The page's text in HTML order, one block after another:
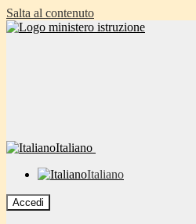
Salta al contenuto
Italiano
Italiano
Accedi